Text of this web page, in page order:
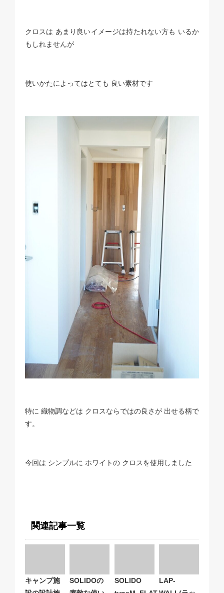
クロスは あまり良いイメージは持たれない方も いるか
もしれませんが
使いかたによってはとても 良い素材です
特に 織物調などは クロスならではの良さが 出せる柄で
す。
今回は シンプルに ホワイトの クロスを使用しました
関連記事一覧
キャンプ施
SOLIDOの
SOLIDO
LAP-